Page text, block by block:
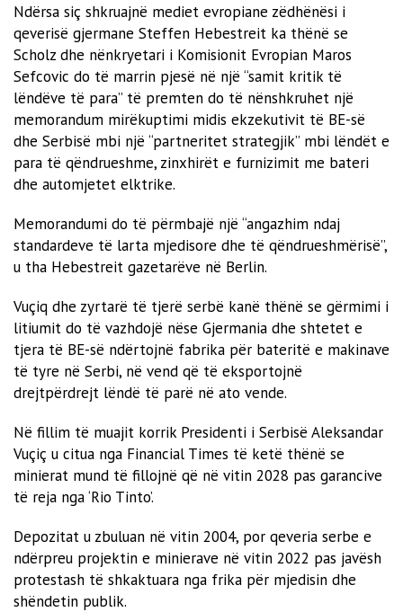
Ndërsa siç shkruajnë mediet evropiane zëdhënësi i
qeverisë gjermane Steffen Hebestreit ka thënë se
Scholz dhe nënkryetari i Komisionit Evropian Maros
Sefcovic do të marrin pjesë në një “samit kritik të
lëndëve të para” të premten do të nënshkruhet një
memorandum mirëkuptimi midis ekzekutivit të BE-së
dhe Serbisë mbi një “partneritet strategjik” mbi lëndët e
para të qëndrueshme, zinxhirët e furnizimit me bateri
dhe automjetet elktrike.
Memorandumi do të përmbajë një “angazhim ndaj
standardeve të larta mjedisore dhe të qëndrueshmërisë”,
u tha Hebestreit gazetarëve në Berlin.
Vuçiq dhe zyrtarë të tjerë serbë kanë thënë se gërmimi i
litiumit do të vazhdojë nëse Gjermania dhe shtetet e
tjera të BE-së ndërtojnë fabrika për bateritë e makinave
të tyre në Serbi, në vend që të eksportojnë
drejtpërdrejt lëndë të parë në ato vende.
Në fillim të muajit korrik Presidenti i Serbisë Aleksandar
Vuçiç u citua nga Financial Times të ketë thënë se
minierat mund të fillojnë që në vitin 2028 pas garancive
të reja nga ‘Rio Tinto’.
Depozitat u zbuluan në vitin 2004, por qeveria serbe e
ndërpreu projektin e minierave në vitin 2022 pas javësh
protestash të shkaktuara nga frika për mjedisin dhe
shëndetin publik.